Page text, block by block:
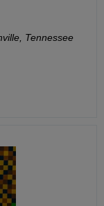
Tennessee